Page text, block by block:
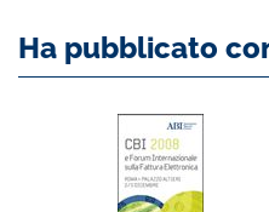
Ha pubblicato